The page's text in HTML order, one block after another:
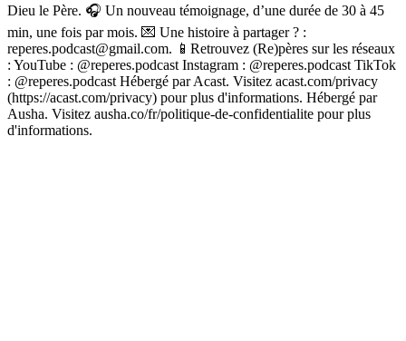
Dieu le Père. 🎧 Un nouveau témoignage, d’une durée de 30 à 45
min, une fois par mois. 💌 Une histoire à partager ? :
reperes.podcast@gmail.com. 📱Retrouvez (Re)pères sur les réseaux
: YouTube : @reperes.podcast Instagram : @reperes.podcast TikTok
: @reperes.podcast Hébergé par Acast. Visitez acast.com/privacy
(https://acast.com/privacy) pour plus d'informations. Hébergé par
Ausha. Visitez ausha.co/fr/politique-de-confidentialite pour plus
d'informations.